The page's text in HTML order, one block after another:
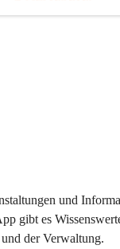
und
gibt es
der Verwaltung.